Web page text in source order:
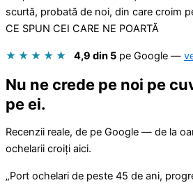
scurtă, probată de noi, din care croim
CE SPUN CEI CARE NE POARTĂ
★★★★★ 4,9 din 5 pe Google —
Nu ne crede pe noi pe
pe ei.
Recenzii reale, de pe Google — de la
ochelarii croiți aici.
„Port ochelari de peste 45 de ani,